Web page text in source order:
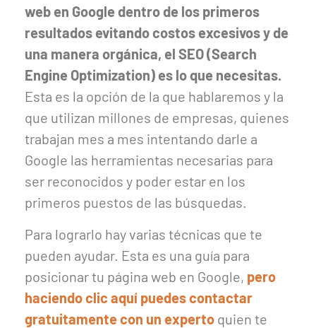
web en Google dentro de los primeros
resultados evitando costos excesivos y de
una manera orgánica, el SEO (Search
Engine Optimization) es lo que necesitas.
Esta es la opción de la que hablaremos y la
que utilizan millones de empresas, quienes
trabajan mes a mes intentando darle a
Google las herramientas necesarias para
ser reconocidos y poder estar en los
primeros puestos de las búsquedas.
Para lograrlo hay varias técnicas que te
pueden ayudar. Esta es una guía para
posicionar tu página web en Google, pero
haciendo clic aquí puedes contactar
gratuitamente con un experto quien te